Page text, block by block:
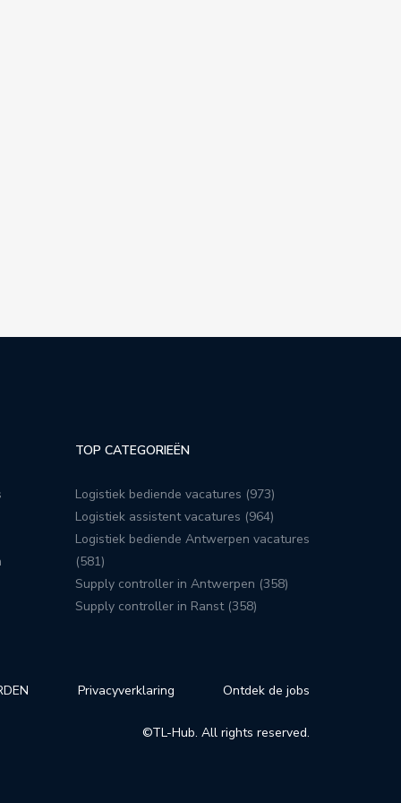
TOP CATEGORIEËN
Logistiek bediende vacatures (973)
Logistiek assistent vacatures (964)
Logistiek bediende Antwerpen vacatures
(581)
Supply controller in Antwerpen (358)
Supply controller in Ranst (358)
Privacyverklaring Ontdek de jobs
©TL-Hub. All rights reserved.